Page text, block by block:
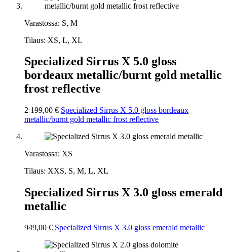
Varastossa: S, M
Tilaus: XS, L, XL
Specialized Sirrus X 5.0 gloss
bordeaux metallic/burnt gold metallic
frost reflective
2 199,00 € Specialized Sirrus X 5.0 gloss bordeaux
metallic/burnt gold metallic frost reflective
Varastossa: XS
Tilaus: XXS, S, M, L, XL
Specialized Sirrus X 3.0 gloss emerald
metallic
949,00 € Specialized Sirrus X 3.0 gloss emerald metallic